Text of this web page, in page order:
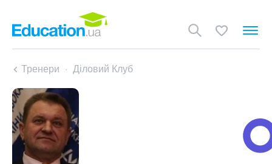
Тренери Діловий Клуб